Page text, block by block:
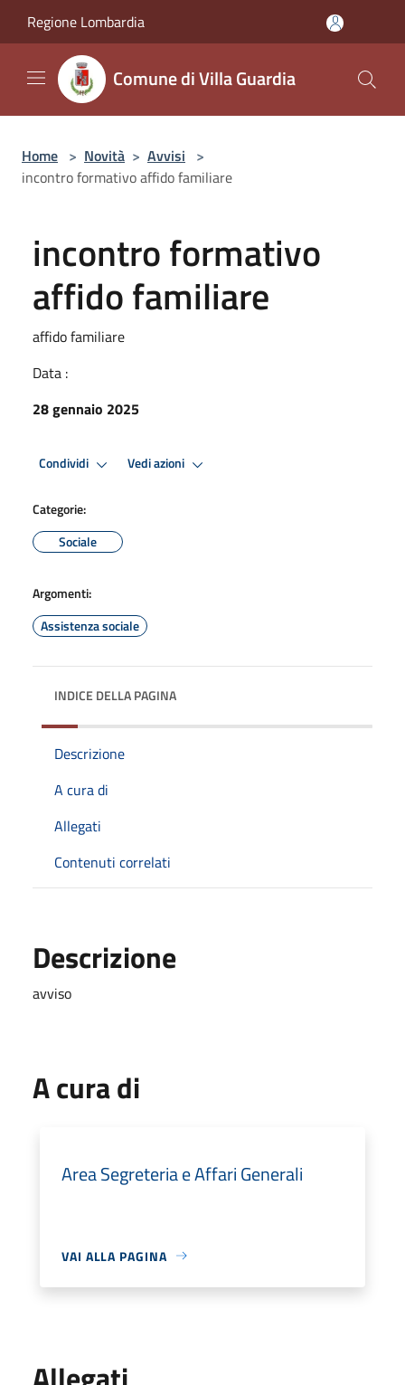
Regione Lombardia
Comune di Villa Guardia
Home > Novità > Avvisi >
incontro formativo affido familiare
incontro formativo
affido familiare
affido familiare
Data :
28 gennaio 2025
Condividi Vedi azioni
Categorie:
Sociale
Argomenti:
Assistenza sociale
INDICE DELLA PAGINA
Descrizione
A cura di
Allegati
Contenuti correlati
Descrizione
avviso
A cura di
Area Segreteria e Affari Generali
VAI ALLA PAGINA